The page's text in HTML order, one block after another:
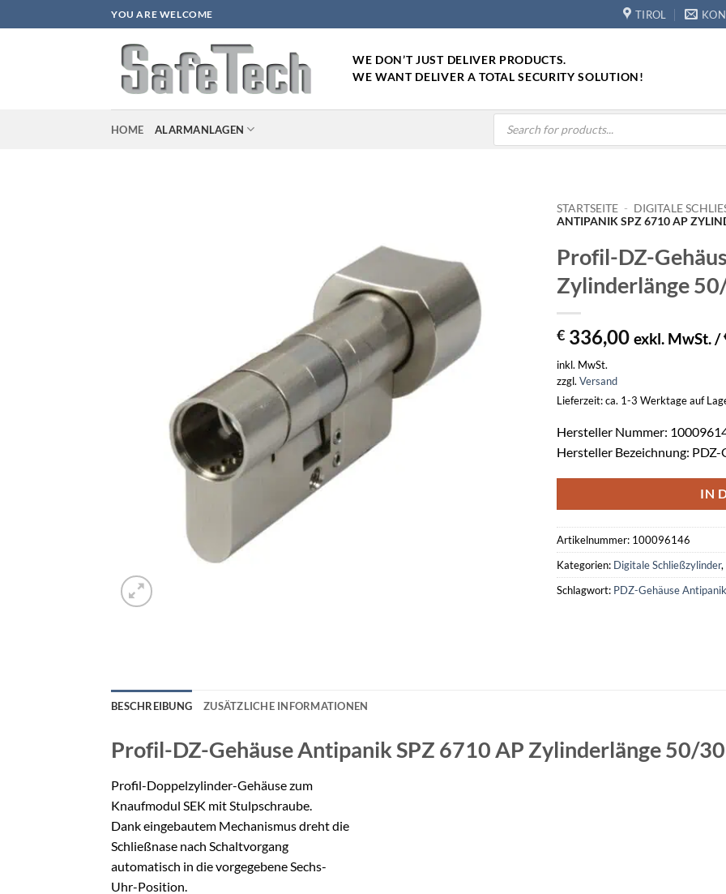
Inhalt
YOU ARE WELCOME TIROL
WE DON’T JUST DELIVER PRODUCTS.
WE WANT DELIVER A TOTAL SECURITY SOLUTION!
HOME ALARMANLAGEN
Products
search
STARTSEITE - DIGITALE
ANTIPANIK SPZ 6710 AP
Profil-DZ-
Zylinderlänge
€ 336,00 exkl. MwSt. /
inkl. MwSt.
zzgl. Versand
Lieferzeit: ca. 1-3 Werktage auf
Hersteller Nummer:
Hersteller Bezeichnung:
IN
Artikelnummer: 100096146
Kategorien: Digitale Schließzylinder,
Schlagwort: PDZ-Gehäuse
BESCHREIBUNG ZUSÄTZLICHE INFORMATIONEN
Profil-DZ-Gehäuse Antipanik SPZ 6710 AP Zylinderlänge 50/
Profil-Doppelzylinder-Gehäuse zum
Knaufmodul SEK mit Stulpschraube.
Dank eingebautem Mechanismus dreht die
Schließnase nach Schaltvorgang
automatisch in die vorgegebene Sechs-
Uhr-Position.